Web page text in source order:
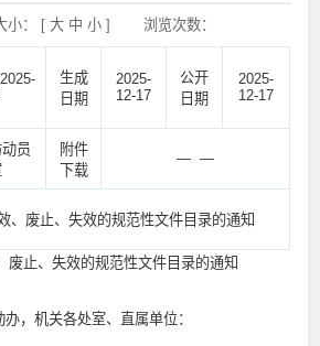
小： [ 大 中 小] 浏览次数：
生成
日期
2025-
12-17
公开
日期
2025-
12-17
员
附件
下载
— —
、废止、失效的规范性文件目录的通知
废止、失效的规范性文件目录的通知
，机关各处室、直属单位：